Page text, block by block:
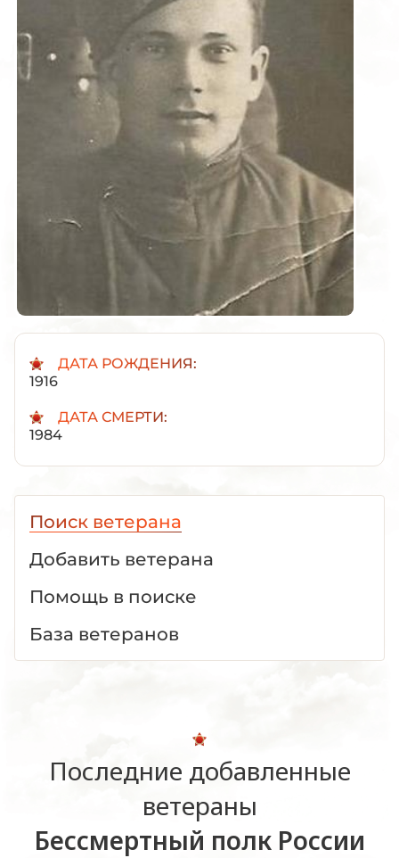
ДАТА РОЖДЕНИЯ:
1916
ДАТА СМЕРТИ:
1984
Поиск ветерана
Добавить ветерана
Помощь в поиске
База ветеранов
Последние добавленные
ветераны
Бессмертный полк России